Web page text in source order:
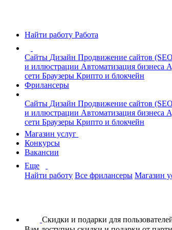
Найти работу Работа
Сайты Дизайн Продвижение сайтов
и иллюстрации Автоматизация бизнеса
сети Браузеры Крипто и блокчейн
Фрилансеры
Сайты Дизайн Продвижение сайтов
и иллюстрации Автоматизация бизнеса
сети Браузеры Крипто и блокчейн
Магазин услуг
Конкурсы
Вакансии
Еще
Найти работу Все фрилансеры Магазин
Скидки и подарки для